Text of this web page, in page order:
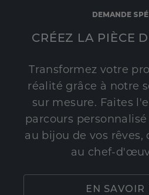
DEMANDE
CRÉEZ LA PIÈCE
Transformez votre
réalité grâce à notre
sur mesure. Faites
parcours
au bijou de vos rêves,
au chef-
EN SAVOIR